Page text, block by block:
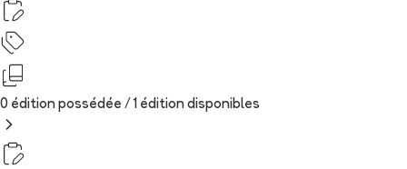
0 édition possédée / 1 édition disponibles